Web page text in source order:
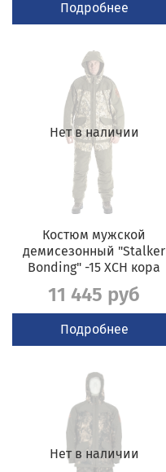
Подробнее
Нет в наличии
Костюм мужской
демисезонный "Stalker
Bonding" -15 ХСН кора
11 445 руб
Подробнее
Нет в наличии